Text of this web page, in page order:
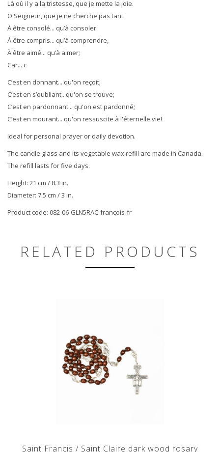
Là où il y a la tristesse, que je mette la joie.
O Seigneur, que je ne cherche pas tant
À être consolé... qu’à consoler
À être compris... qu’à comprendre,
À être aimé... qu’à aimer;
Car... c
C’est en donnant... qu'on reçoit;
C’est en s’oubliant...qu'on se trouve;
C’est en pardonnant... qu'on est pardonné;
C’est en mourant... qu'on ressuscite à l'éternelle vie!
Ideal for personal prayer or daily devotion.
The candle glass and its vegetable wax refill are made in Canada.
The refill lasts for five days.
Height: 21 cm / 8.3 in.
Diameter: 7.5 cm / 3 in.
Product code: 082-06-GLN5RAC-françois-fr
RELATED PRODUCTS
Saint Francis / Saint Claire dark wood rosary